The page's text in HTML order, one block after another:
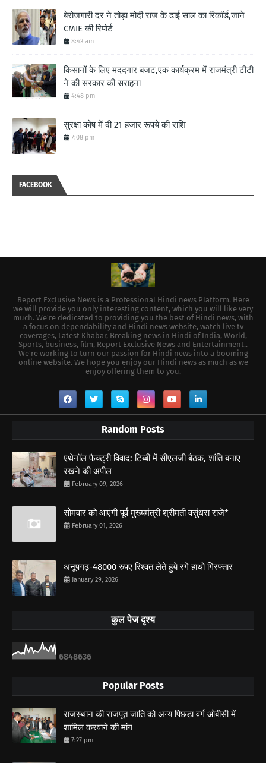
बेरोजगारी दर ने तोड़ा मोदी राज के ढाई साल का रिकॉर्ड,जाने
CMIE की रिपोर्ट
8:43 am
किसानों के लिए मददगार बजट,एक कार्यक्रम में राजमंत्री टीटी
ने की सरकार की सराहना
4:48 pm
सुरक्षा कोष में दी 21 हजार रूपये की राशि
7:08 pm
FACEBOOK
Report Exclusive News is a Professional Hindi news Platform. Here
we will provide you only interesting content, which you will like very
much. We're dedicated to providing you the best of Hindi news, with
a focus on dependability and Hindi news website, watch live tv
coverages, Latest Khabar, Breaking news in Hindi of India, World,
Sports, business, film, Report Exclusive News and Entertainment..
We're working to turn our passion for Hindi news into a booming
online website. We hope you enjoy our Hindi news as much as we
enjoy offering them to you.
Random Posts
एथेनॉल फैक्ट्री विवाद: टिब्बी में सीएलजी बैठक, शांति बनाए
रखने की अपील
February 09, 2026
सोमवार को आएंगी पूर्व मुख्यमंत्री श्रीमती वसुंधरा राजे*
February 01, 2026
अनूपगढ़-48000 रुपए रिश्वत लेते हुये रंगे हाथो गिरफ्तार
January 29, 2026
कुल पेज दृश्य
6848636
Popular Posts
राजस्थान की राजपूत जाति को अन्य पिछड़ा वर्ग ओबीसी में
शामिल करवाने की मांग
7:27 pm